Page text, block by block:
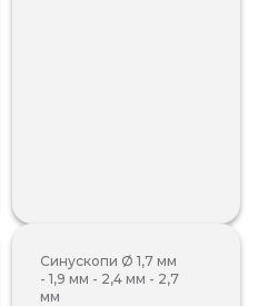
Синускопи Ø 1,7 мм
- 1,9 мм - 2,4 мм - 2,7
мм